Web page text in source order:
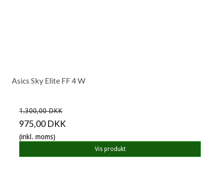
Asics Sky Elite FF 4 W
1.300,00 DKK
975,00 DKK
(inkl. moms)
Vis produkt